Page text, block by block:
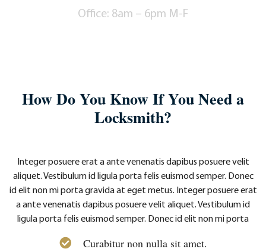
Office: 8am – 6pm M-F
How Do You Know If You Need a
Locksmith?
Integer posuere erat a ante venenatis dapibus posuere velit
aliquet. Vestibulum id ligula porta felis euismod semper. Donec
id elit non mi porta gravida at eget metus. Integer posuere erat
a ante venenatis dapibus posuere velit aliquet. Vestibulum id
ligula porta felis euismod semper. Donec id elit non mi porta
Curabitur non nulla sit amet.